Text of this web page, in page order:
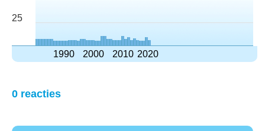
25
1990 2000 2010 2020
0 reacties